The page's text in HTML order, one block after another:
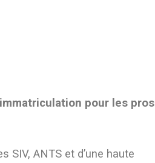
pour les pros
SIV, ANTS et d’une haute